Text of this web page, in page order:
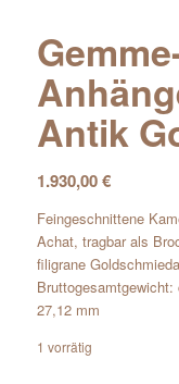
Antik
1.930,00€
Feingeschnittene
Achat, tragbar als
filigrane
27,12 mm
1 vorrätig